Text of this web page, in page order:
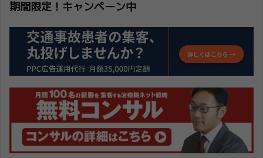
期間限定！キャンペーン中